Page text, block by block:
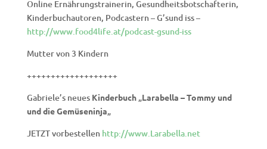
Online Ernährungstrainerin, Gesundheitsbotschafterin,
Kinderbuchautoren, Podcastern – G’sund iss –
http://www.food4life.at/podcast-gsund-iss
Mutter von 3 Kindern
+++++++++++++++++++
Gabriele’s neues Kinderbuch„Larabella – Tommy und
und die Gemüseninja„
JETZT vorbestellen http://www.Larabella.net